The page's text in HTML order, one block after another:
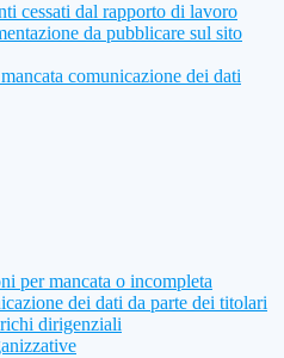
cessati dal rapporto di lavoro
da pubblicare sul sito
comunicazione dei dati
per mancata o incompleta
dei dati da parte dei titolari
dirigenziali